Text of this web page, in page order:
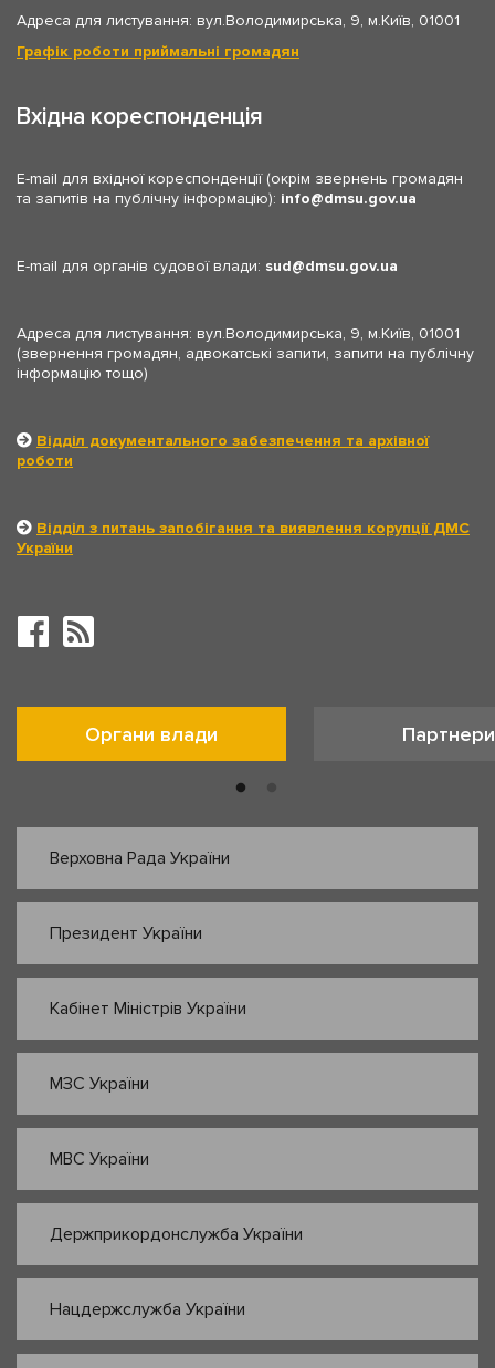
Адреса для листування: вул.Володимирська, 9, м.Київ, 01001
Графік роботи приймальні громадян
Вхідна кореспонденція
E-mail для вхідної кореспонденції (окрім звернень громадян
та запитів на публічну інформацію): info dmsu.gov.ua
E-mail для органів судової влади: sud dmsu.gov.ua
Адреса для листування: вул.Володимирська, 9, м.Київ, 01001
(звернення громадян, адвокатські запити, запити на публічну
інформацію тощо)
Відділ документального забезпечення та архівної
роботи
Відділ з питань запобігання та виявлення корупції ДМС
України
Органи влади Партнери
Верховна Рада України
Президент України
Кабінет Міністрів України
МЗС України
МВС України
Держприкордонслужба України
Нацдержслужба України